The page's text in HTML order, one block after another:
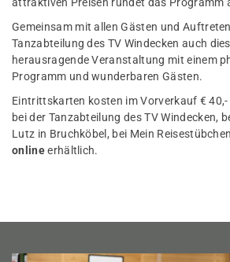
attraktiven Preisen rundet das Programm
Gemeinsam mit allen Gästen und
Tanzabteilung des TV Windecken auch
herausragende Veranstaltung mit einem
Programm und wunderbaren Gästen.
Eintrittskarten kosten im Vorverkauf €
bei der Tanzabteilung des TV Windecken,
Lutz in Bruchköbel, bei Mein
onlineerhältlich.